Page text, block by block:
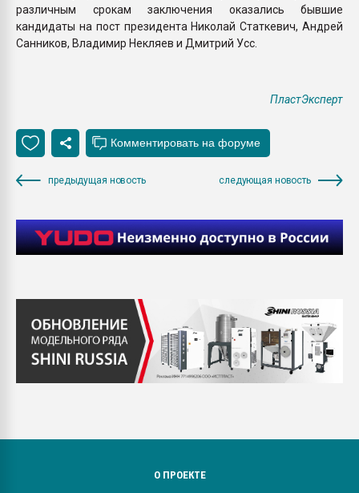
различным срокам заключения оказались бывшие
кандидаты на пост президента Николай Статкевич, Андрей
Санников, Владимир Некляев и Дмитрий Усс.
ПластЭксперт
предыдущая новость следующая новость
О ПРОЕКТЕ